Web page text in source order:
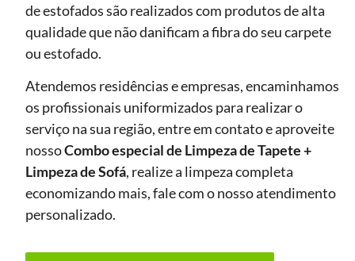
de estofados são realizados com produtos de alta
qualidade que não danificam a fibra do seu carpete
ou estofado.
Atendemos residências e empresas, encaminhamos
os profissionais uniformizados para realizar o
serviço na sua região, entre em contato e aproveite
nossoCombo especial de Limpeza de Tapete +
Limpeza de Sofá, realize a limpeza completa
economizando mais, fale com o nosso atendimento
personalizado.